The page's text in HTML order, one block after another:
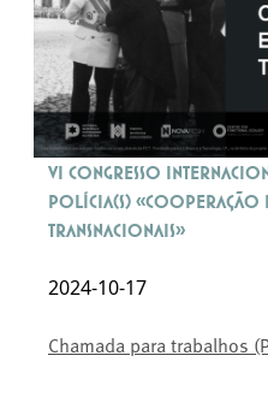
VI Congresso
Polícia(s) «Cooperação
transnacionais»
2024-10-17
Chamada para trabalhos